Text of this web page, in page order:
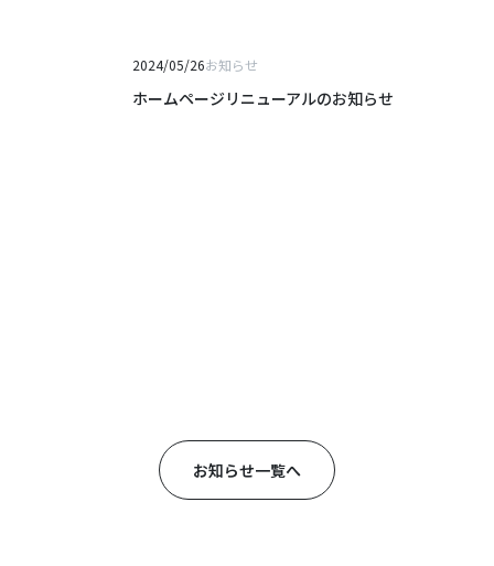
2024/05/26お知らせ
ホームページリニューアルのお知らせ
お知らせ一覧へ